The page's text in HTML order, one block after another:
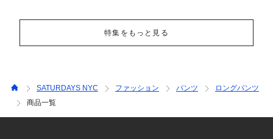
特集をもっと見る
SATURDAYS NYC ファッション パンツ
ロングパンツ
商品一覧